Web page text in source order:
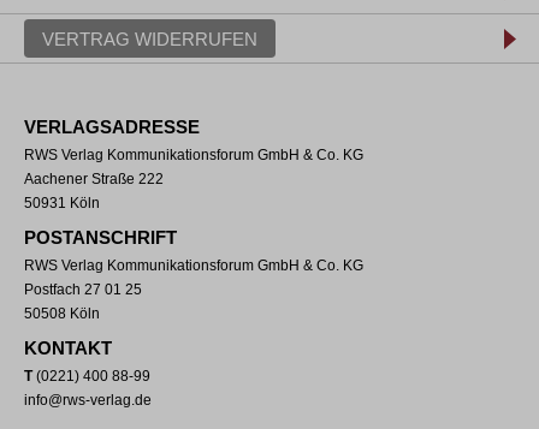
VERTRAG WIDERRUFEN
VERLAGSADRESSE
RWS Verlag Kommunikationsforum GmbH & Co. KG
Aachener Straße 222
50931 Köln
POSTANSCHRIFT
RWS Verlag Kommunikationsforum GmbH & Co. KG
Postfach 27 01 25
50508 Köln
KONTAKT
T(0221) 400 88-99
info@rws-verlag.de